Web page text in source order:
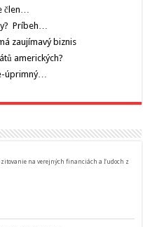
člen…
Príbeh…
zaujímavý biznis
amerických?
úprimný…
na verejných financiách a ľudoch z